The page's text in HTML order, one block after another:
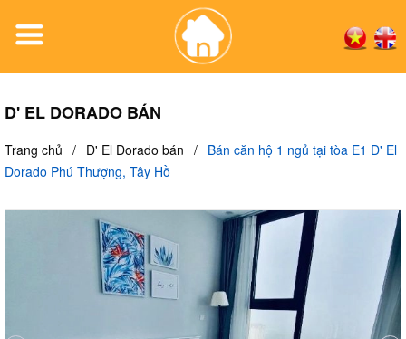
D' EL DORADO BÁN
Trang chủ / D' El Dorado bán / Bán căn hộ 1 ngủ tại tòa E1 D' El
Dorado Phú Thượng, Tây Hồ